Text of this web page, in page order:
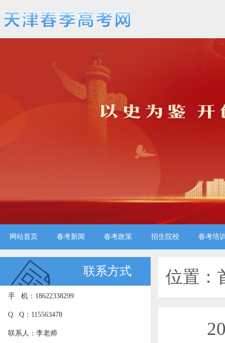
网站首页 春考新闻 春考政策 招生院校 春考培
联系方式
手 机：18622338299
Q Q：115563478
联系人：李老师
位置：